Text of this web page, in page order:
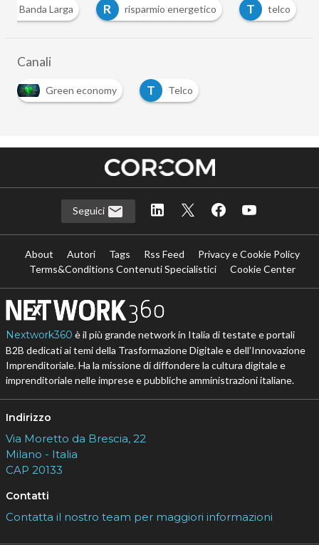
Banda Larga R risparmio energetico T
telco
Canali
Green economy T
Telco
Seguici
About Autori Tags Rss Feed
Privacy e Cookie Policy
Terms&Conditions Contenuti Specialistici
Cookie Center
Nextwork360 è il più grande network in Italia di testate e portali
B2B dedicati ai temi della Trasformazione Digitale e dell’Innovazione
Imprenditoriale. Ha la missione di diffondere la cultura digitale e
imprenditoriale nelle imprese e pubbliche amministrazioni italiane.
Indirizzo
Via Moretto da Brescia, 22
Milano - Italia
CAP 20133
Contatti
Contatta il nostro team per maggiori informazioni